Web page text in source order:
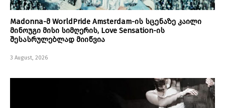
Madonna-მ WorldPride Amsterdam-ის სცენაზე კაილი
მინოუგი მისი სიმღერის, Love Sensation-ის
შესასრულებლად მიიწვია
3 August, 2026